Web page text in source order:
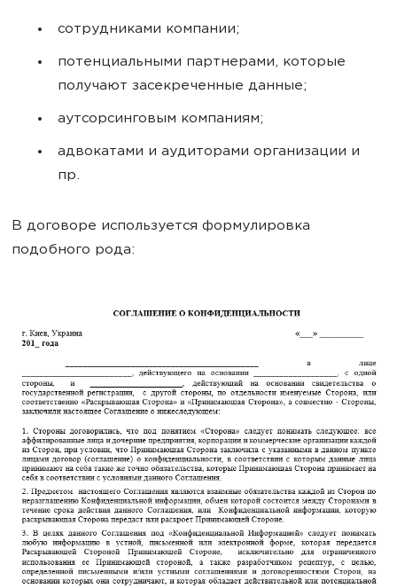
сотрудниками компании;
потенциальными партнерами, которые
получают засекреченные данные;
аутсорсинговым компаниям;
адвокатами и аудиторами организации и
пр.
В договоре используется формулировка
подобного рода: